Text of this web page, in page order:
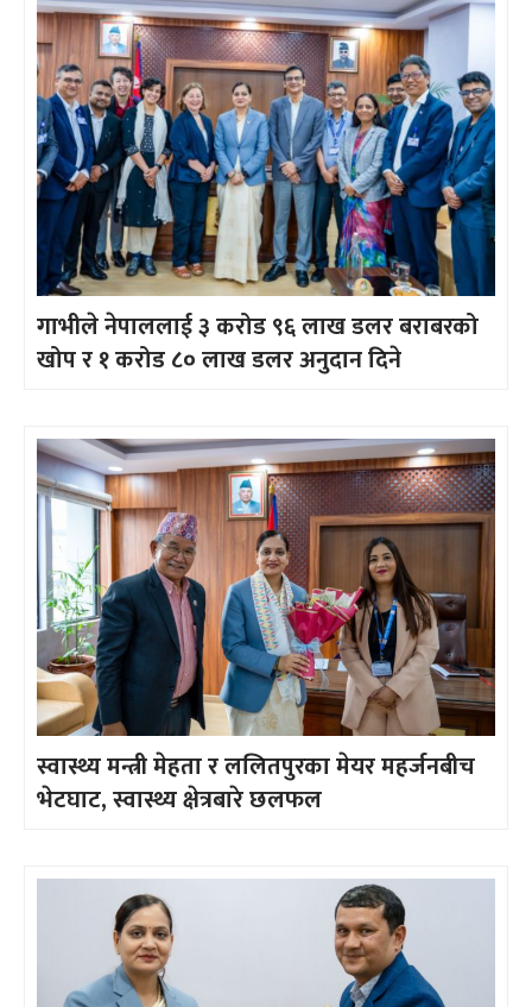
गाभीले नेपाललाई ३ करोड ९६ लाख डलर बराबरको
खोप र १ करोड ८० लाख डलर अनुदान दिने
स्वास्थ्य मन्त्री मेहता र ललितपुरका मेयर महर्जनबीच
भेटघाट, स्वास्थ्य क्षेत्रबारे छलफल